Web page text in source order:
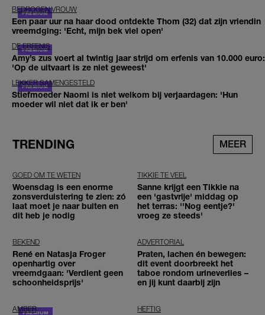
BEDROGEN VROUW
Een paar uur na haar dood ontdekte Thom (32) dat zijn vriendin
vreemdging: 'Echt, mijn bek viel open'
DE ERFENIS
Amy’s zus voert al twintig jaar strijd om erfenis van 10.000 euro:
'Op de uitvaart is ze niet geweest'
LEKKER SAMENGESTELD
Stiefmoeder Naomi is niet welkom bij verjaardagen: 'Hun
moeder wil niet dat ik er ben'
TRENDING MEER
GOED OM TE WETEN
Woensdag is een enorme
zonsverduistering te zien: zó
laat moet je naar buiten en
dit heb je nodig
TIKKIE TE VEEL
Sanne krijgt een Tikkie na
een 'gastvrije' middag op
het terras: ''Nog eentje?'
vroeg ze steeds'
BEKEND
René en Natasja Froger
openhartig over
vreemdgaan: 'Verdient geen
schoonheidsprijs'
ADVERTORIAL
Praten, lachen én bewegen:
dit event doorbreekt het
taboe rondom urineverlies –
en jij kunt daarbij zijn
AMBER HEFTIG